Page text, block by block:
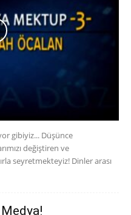
gibiyiz... Düşünce
değiştiren ve
seyretmekteyiz! Dinler arası